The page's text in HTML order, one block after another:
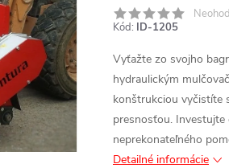
Kód: ID-1205
Vyťažte zo svojho
hydraulickým
konštrukciou vyčistíte
presnosťou.
neprekonateľného
Detailné informácie